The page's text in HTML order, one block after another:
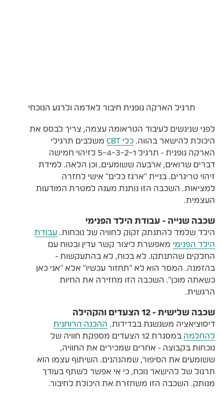
תרגיל הארקה גופנית חיבור לאדמה ולרגע הנוכחי
לפני שניגשים לעיבוד הטראומה עצמה, צריך לבסס את
היכולת להישאר בהווה. כלי CBT
משלבים תרגילי
הארקה גופנית - תרגיל 5-4-3-2-1 לזיהוי חמישה
דברים שרואים, ארבעה ששומעים, וכן הלאה. למידת
זיהוי טריגרים. בניית "ארגז כלים" אישי לחזרה
למציאות. השכבה הזו נותנת מענה למטרת המודעות
העצמית.
שכבה שנייה - עבודת הילד הפנימי
הילד שלמד להתנתק זקוק לחוויה של נוכחות. עבודת
הילד הפנימי מאפשרת ליצור קשר עדין ובטוח עם
החלקים שהתנתקו. לא בכוח, לא בהתעקשות -
בהזמנה. המסר הוא לא "תחזור עכשיו" אלא "אני כאן
כשאתה מוכן". השכבה הזו מחזירה את החיוּת
הרגשית.
שכבה שלישית - 12 הצעדים והקהילה
דיסוציאציה משגשגת בבדידות. ההכנה הרוחנית
להחלמה
במסגרת 12 הצעדים מספקת חוויה של
נוכחות בקבוצה - אחרים שמכירים את החוויה,
ששומעים את הסיפור, שמהנהנים. השיתוף עצמו הוא
תרגול של להישאר נוכח, כי אי אפשר לשתף בעודך
מנותק. השכבה הזו משחזרת את היכולת לחיבור.